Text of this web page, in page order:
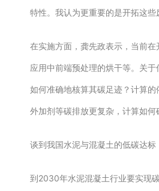
特性。我认为更重要的是开拓这
在实施方面，龚先政表示，当前
应用中前端预处理的烘干等。关
如何准确地核算其碳足迹？计算
外加剂等碳排放更复杂，计算如
谈到我国水泥与混凝土的低碳达
到2030年水泥混凝土行业要实现